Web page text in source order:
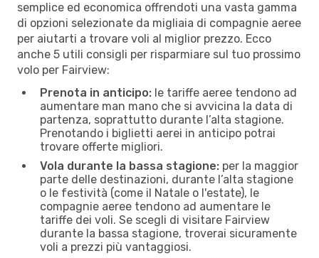
semplice ed economica offrendoti una vasta gamma
di opzioni selezionate da migliaia di compagnie aeree
per aiutarti a trovare voli al miglior prezzo. Ecco
anche 5 utili consigli per risparmiare sul tuo prossimo
volo per Fairview:
Prenota in anticipo: le tariffe aeree tendono ad
aumentare man mano che si avvicina la data di
partenza, soprattutto durante l’alta stagione.
Prenotando i biglietti aerei in anticipo potrai
trovare offerte migliori.
Vola durante la bassa stagione: per la maggior
parte delle destinazioni, durante l’alta stagione
o le festività (come il Natale o l'estate), le
compagnie aeree tendono ad aumentare le
tariffe dei voli. Se scegli di visitare Fairview
durante la bassa stagione, troverai sicuramente
voli a prezzi più vantaggiosi.